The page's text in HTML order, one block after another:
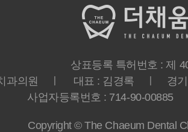
상표등록 특허번호 : 제
과의원 ㅣ 대표 : 김경록 ㅣ 경기
사업자등록번호 : 714-90-00885
Copyright © The Chaeum Dental